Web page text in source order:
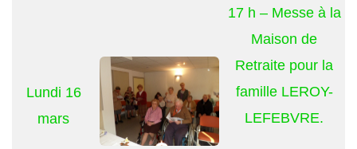
Lundi 16
mars
17 h – Messe à la
Maison de
Retraite pour la
famille LEROY-
LEFEBVRE.